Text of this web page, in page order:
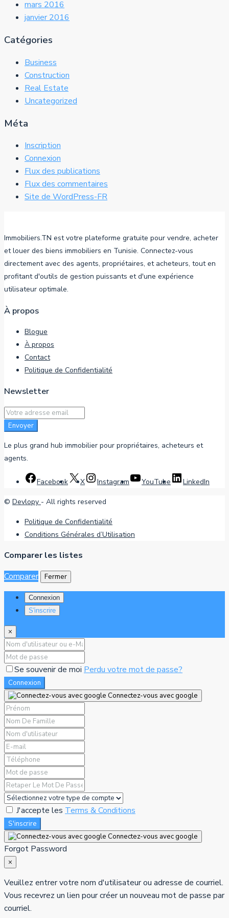
mars 2016
janvier 2016
Catégories
Business
Construction
Real Estate
Uncategorized
Méta
Inscription
Connexion
Flux des publications
Flux des commentaires
Site de WordPress-FR
Immobiliers.TN est votre plateforme gratuite pour vendre, acheter
et louer des biens immobiliers en Tunisie. Connectez-vous
directement avec des agents, propriétaires, et acheteurs, tout en
profitant d'outils de gestion puissants et d'une expérience
utilisateur optimale.
À propos
Blogue
À propos
Contact
Politique de Confidentialité
Newsletter
Envoyer
Le plus grand hub immobilier pour propriétaires, acheteurs et
agents.
Facebook X Instagram YouTube LinkedIn
© Devlopy - All rights reserved
Politique de Confidentialité
Conditions Générales d’Utilisation
Comparer les listes
Comparer
Fermer
Connexion
S'inscrire
×
Se souvenir de moi Perdu votre mot de passe?
Connexion
Connectez-vous avec google
J'accepte les Terms & Conditions
S'inscrire
Connectez-vous avec google
Forgot Password
×
Veuillez entrer votre nom d'utilisateur ou adresse de courriel.
Vous recevrez un lien pour créer un nouveau mot de passe par
courriel.